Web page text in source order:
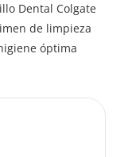
Dental Colgate
de limpieza
óptima